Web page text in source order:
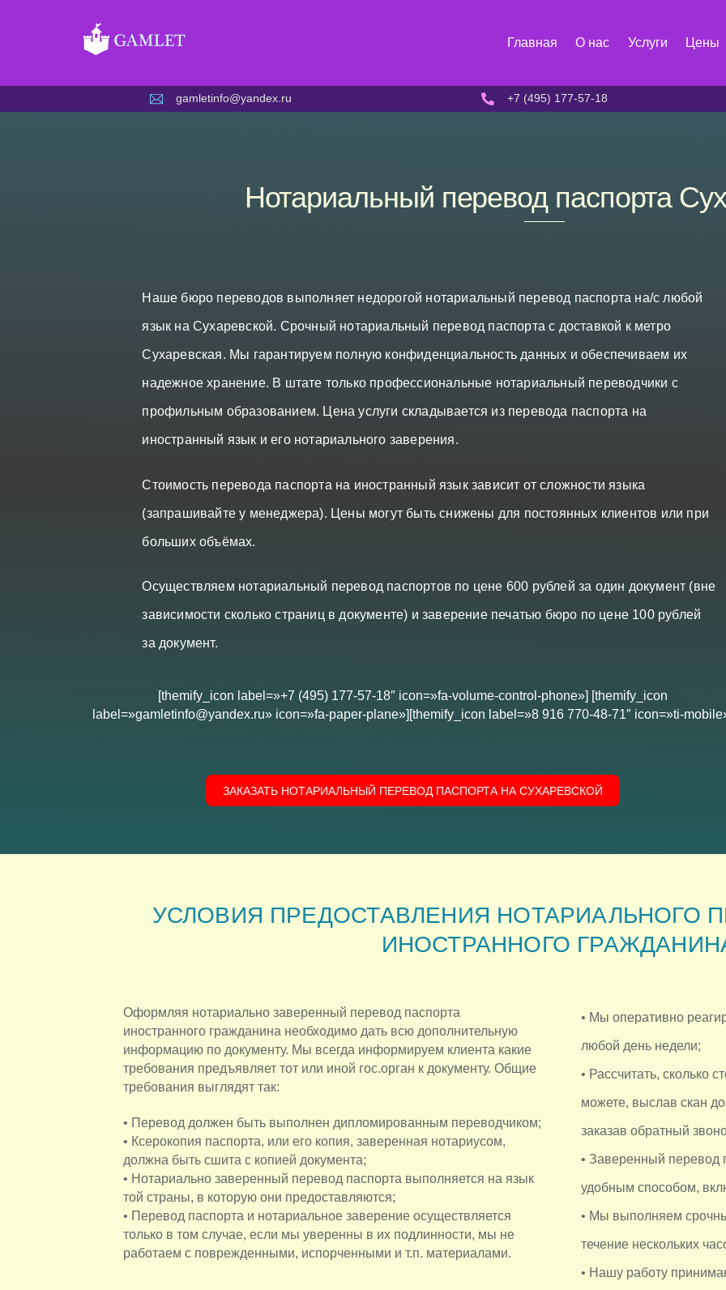
Главная О нас Услуги Цены
gamletinfo@yandex.ru +7 (495) 177-57-18
Нотариальный перевод паспорта
Наше бюро переводов выполняет недорогой нотариальный перевод паспорта на/с любой
язык на Сухаревской. Срочный нотариальный перевод паспорта с доставкой к метро
Сухаревская. Мы гарантируем полную конфиденциальность данных и обеспечиваем их
надежное хранение. В штате только профессиональные нотариальный переводчики с
профильным образованием. Цена услуги складывается из перевода паспорта на
иностранный язык и его нотариального заверения.
Стоимость перевода паспорта на иностранный язык зависит от сложности языка
(запрашивайте у менеджера). Цены могут быть снижены для постоянных клиентов или при
больших объёмах.
Осуществляем нотариальный перевод паспортов по цене 600 рублей за один документ (вне
зависимости сколько страниц в документе) и заверение печатью бюро по цене 100 рублей
за документ.
[themify_icon label=»+7 (495) 177-57-18″ icon=»fa-volume-control-phone»] [themify_icon
label=»gamletinfo@yandex.ru» icon=»fa-paper-plane»][themify_icon label=»8 916 770-48-71″ icon=»ti-
ЗАКАЗАТЬ НОТАРИАЛЬНЫЙ ПЕРЕВОД ПАСПОРТА НА СУХАРЕВСКОЙ
УСЛОВИЯ ПРЕДОСТАВЛЕНИЯ НОТАРИАЛЬНОГО
ИНОСТРАННОГО
Оформляя нотариально заверенный перевод паспорта
иностранного гражданина необходимо дать всю дополнительную
информацию по документу. Мы всегда информируем клиента какие
требования предъявляет тот или иной гос.орган к документу. Общие
требования выглядят так:
• Перевод должен быть выполнен дипломированным переводчиком;
• Ксерокопия паспорта, или его копия, заверенная нотариусом,
должна быть сшита с копией документа;
• Нотариально заверенный перевод паспорта выполняется на язык
той страны, в которую они предоставляются;
• Перевод паспорта и нотариальное заверение осуществляется
только в том случае, если мы уверенны в их подлинности, мы не
работаем с поврежденными, испорченными и т.п. материалами.
• Мы оперативно
любой день недели;
• Рассчитать, сколько
можете, выслав скан
заказав обратный
• Заверенный перевод
удобным способом,
• Мы выполняем
течение нескольких
• Нашу работу